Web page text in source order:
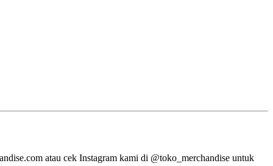
atau cek Instagram kami di @toko_merchandise untuk